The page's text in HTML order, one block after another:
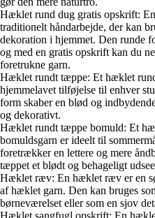
Hæklet rund dug gratis opskrift:
traditionelt håndarbejde, der kan
dekoration i hjemmet. Den runde
og med en gratis opskrift kan du
foretrukne garn.
Hæklet rundt tæppe: Et hæklet
hjemmelavet tilføjelse til enhver
form skaber en blød og
og dekorativt.
Hæklet rundt tæppe bomuld: Et
bomuldsgarn er ideelt til
foretrækker en lettere og mere
tæppet et blødt og behageligt
Hæklet ræv: En hæklet ræv er en
af hæklet garn. Den kan bruges
børneværelset eller som en sjov
Hæklet sangfugl opskrift: En